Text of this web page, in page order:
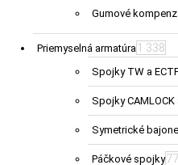
Gumové
Priemyselná armatúra 1 338
Spojky TW a
Spojky CAMLOCK
Symetrické
Páčkové spojky77